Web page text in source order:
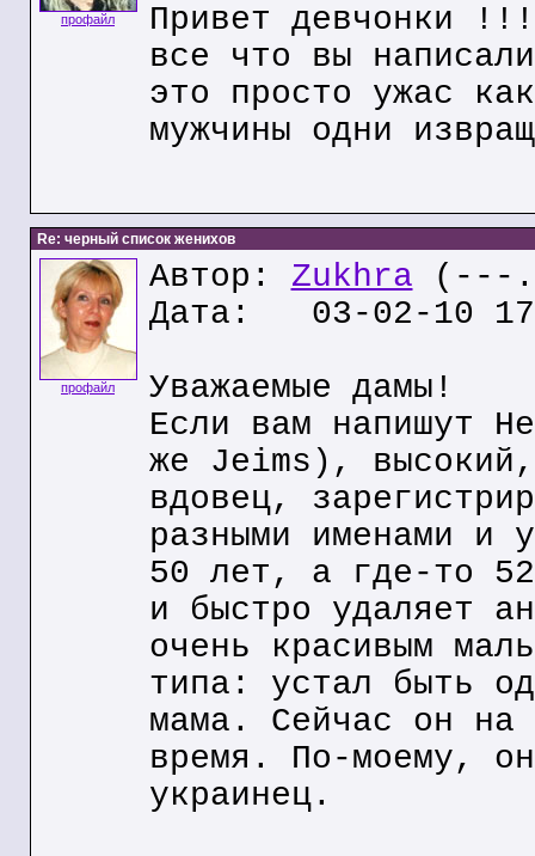
профайл
Привет девчонки
все что вы написали
это просто ужас
мужчины одни
Re: черный список женихов
профайл
Автор: Zukhra (---
Дата: 03-02-10
Уважаемые дамы!
Если вам напишут
же Jeims),
вдовец,
разными именами и
50 лет, а где-то
и быстро удаляет
очень красивым
типа: устал быть
мама. Сейчас он на
время. По-моему,
украинец.